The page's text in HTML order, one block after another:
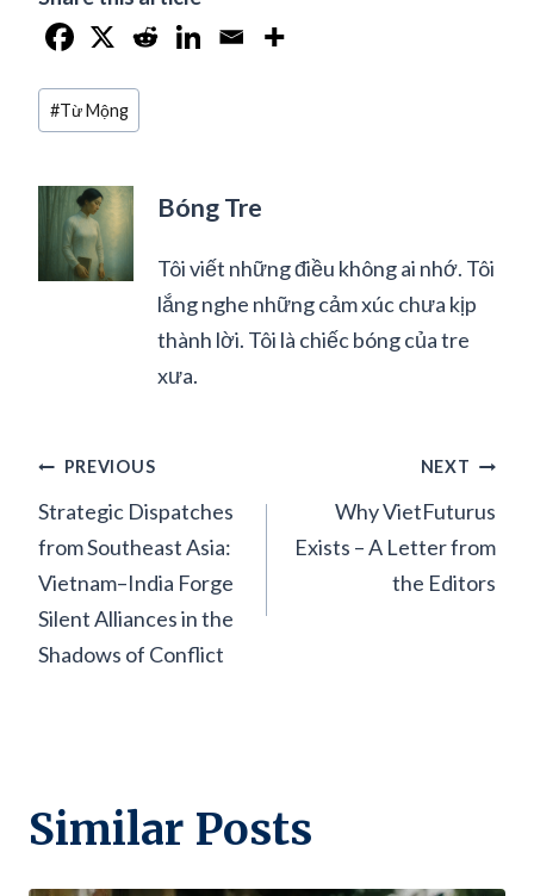
Post
Tags:
#Từ Mộng
Bóng Tre
Tôi viết những điều không ai nhớ. Tôi
lắng nghe những cảm xúc chưa kịp
thành lời. Tôi là chiếc bóng của tre
xưa.
Post
navigation
PREVIOUS
Strategic Dispatches
from Southeast Asia:
Vietnam–India Forge
Silent Alliances in the
Shadows of Conflict
NEXT
Why VietFuturus
Exists – A Letter from
the Editors
Similar Posts